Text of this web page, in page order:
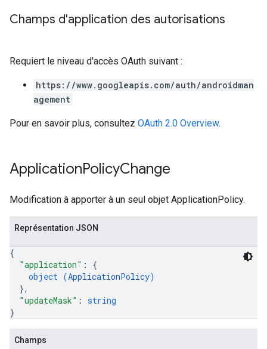
Champs d'application des autorisations
Requiert le niveau d'accès OAuth suivant :
https://www.googleapis.com/auth/androidman
agement
Pour en savoir plus, consultez OAuth 2.0 Overview.
ApplicationPolicyChange
Modification à apporter à un seul objet ApplicationPolicy.
Représentation JSON
{
"application" : {
object (ApplicationPolicy)
},
"updateMask" : string
}
Champs